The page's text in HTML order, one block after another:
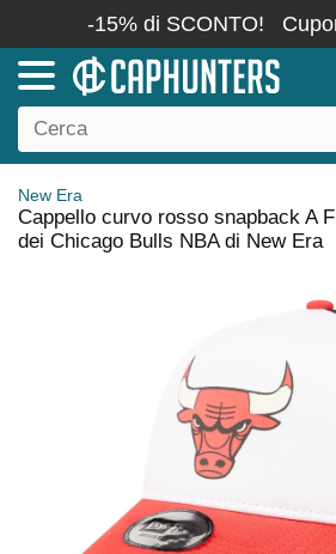
-15% di SCONTO!
New Era
Cappello curvo rosso snapback A
dei Chicago Bulls NBA di New Era